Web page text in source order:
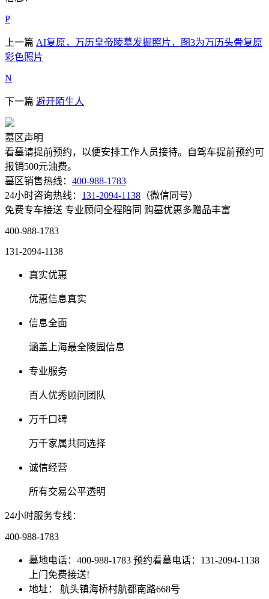
P
上一篇 AI复原，万历皇帝陵墓发掘照片，图3为万历头骨复原
彩色照片
N
下一篇 避开陌生人
墓区声明
看墓请提前预约，以便安排工作人员接待。自驾车提前预约可
报销500元油费。
墓区销售热线： 400-988-1783
24小时咨询热线： 131-2094-1138 （微信同号）
免费专车接送 专业顾问全程陪同 购墓优惠多赠品丰富
400-988-1783
131-2094-1138
真实优惠
优惠信息真实
信息全面
涵盖上海最全陵园信息
专业服务
百人优秀顾问团队
万千口碑
万千家属共同选择
诚信经营
所有交易公平透明
24小时服务专线：
400-988-1783
墓地电话：400-988-1783 预约看墓电话：131-2094-1138
上门免费接送!
地址： 航头镇海桥村航都南路668号